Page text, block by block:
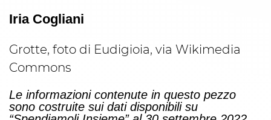
Iria Cogliani
Grotte, foto di Eudigioia, via Wikimedia
Commons
Le informazioni contenute in questo pezzo
sono costruite sui dati disponibili su